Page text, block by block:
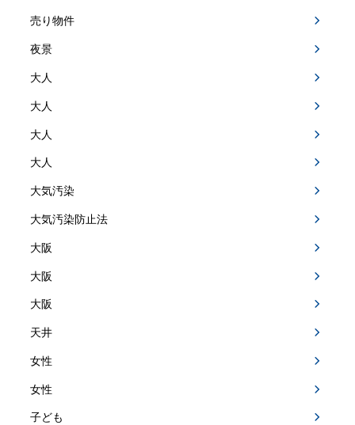
売り物件
夜景
大人
大人
大人
大人
大気汚染
大気汚染防止法
大阪
大阪
大阪
天井
女性
女性
子ども